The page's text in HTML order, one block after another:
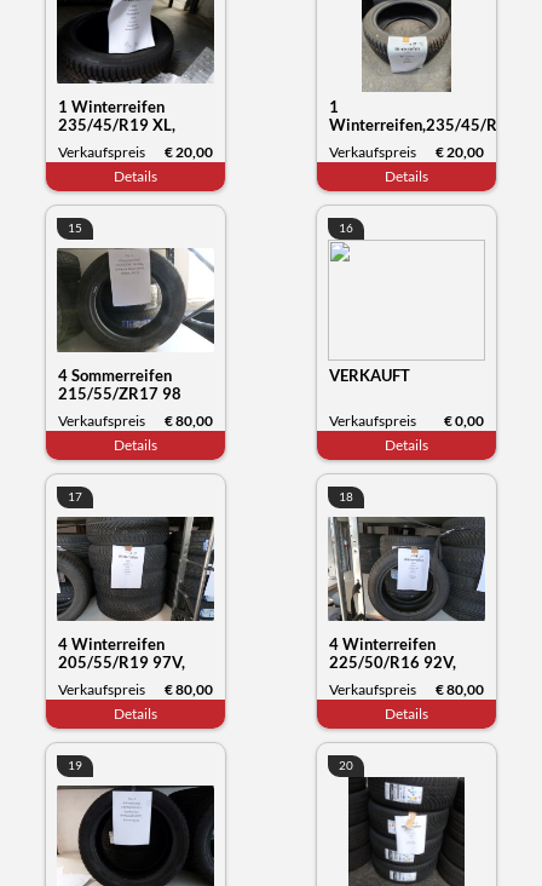
1 Winterreifen
235/45/R19 XL,
Kumho Tyre
Wintercraft WP72,
Datum 27/23
Verkaufspreis
€ 20,00
Details
1
Winterreifen,235/45/R19
99V XL,Hankook
Winter i*cept, Datum
Verkaufspreis
€ 20,00
Details
15
4 Sommerreifen
215/55/ZR17 98
WXL, Compasal
Blazer UHP2, Datum,
Verkaufspreis
€ 80,00
Details
16
VERKAUFT
Verkaufspreis
€ 0,00
Details
17
4 Winterreifen
205/55/R19 97V,
Yokohama Blue Earth,
Datum 33/23
Verkaufspreis
€ 80,00
Details
18
4 Winterreifen
225/50/R16 92V,
Kumho Tyre Solus 4,
Datum 03/22
Verkaufspreis
€ 80,00
Details
19 20